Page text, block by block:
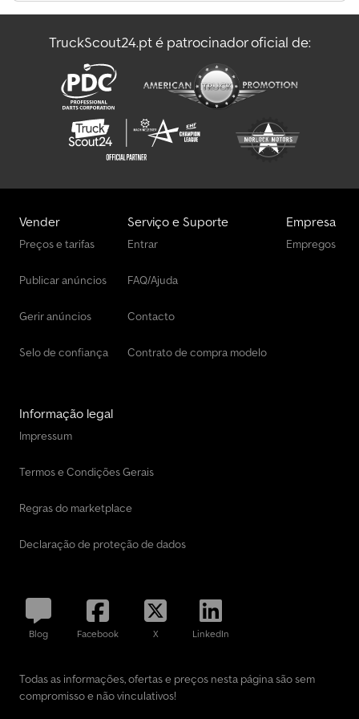
Ford Transit Transportadores
Ford Transit Veículos Municipais / Especiais
TruckScout24.pt é patrocinador oficial de:
Vender
Preços e tarifas
Publicar anúncios
Gerir anúncios
Selo de confiança
Serviço e Suporte
Entrar
FAQ/Ajuda
Contacto
Contrato de compra modelo
Empresa
Empregos
Informação legal
Impressum
Termos e Condições Gerais
Regras do marketplace
Declaração de proteção de dados
Blog Facebook X LinkedIn
Todas as informações, ofertas e preços nesta página são sem
compromisso e não vinculativos!